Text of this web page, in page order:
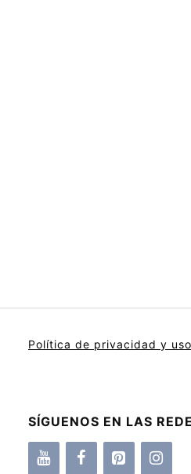
Política de privacidad y
SÍGUENOS EN LAS